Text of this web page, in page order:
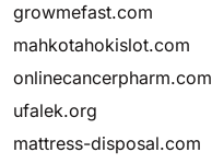
growmefast.com
mahkotahokislot.com
onlinecancerpharm.com
ufalek.org
mattress-disposal.com